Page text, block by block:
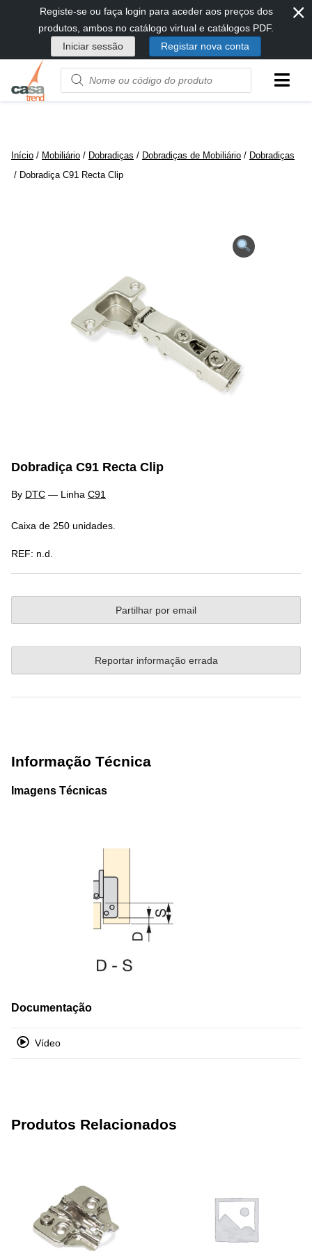
diretamente
conteúdo
Registe-se ou faça login para aceder aos preços dos
produtos, ambos no catálogo virtual e catálogos PDF.
Iniciar sessão
Registar nova conta
⨯
Product
name
Início / Mobiliário / Dobradiças / Dobradiças de Mobiliário / Dobradiças
/ Dobradiça C91 Recta Clip
Dobradiça C91 Recta Clip
By DTC — Linha C91
Caixa de 250 unidades.
REF: n.d.
Partilhar por email
Reportar informação errada
Informação Técnica
Imagens Técnicas
Documentação
Vídeo
Produtos Relacionados